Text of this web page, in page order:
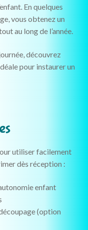
En quelques
vous obtenez un
au long de l’année.
découvrez
pour instaurer un
utiliser facilement
dès réception :
enfant
(option